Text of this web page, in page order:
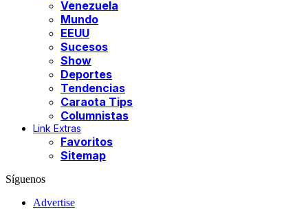
Venezuela
Mundo
EEUU
Sucesos
Show
Deportes
Tendencias
Caraota Tips
Columnistas
Link Extras
Favoritos
Sitemap
Síguenos
Advertise